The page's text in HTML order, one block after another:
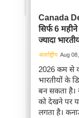
Canada
सिर्फ 6
ज्यादा
अंतर्राष्ट्रीय Aug
2026 कम से
भारतीयों के
बन सकता है।
को देखने पर
लगता है।